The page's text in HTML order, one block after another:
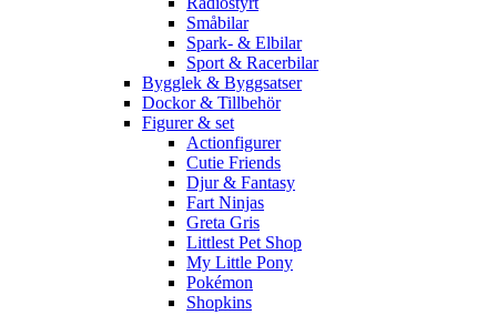
Småbilar
Spark- & Elbilar
Sport & Racerbilar
Bygglek & Byggsatser
Dockor & Tillbehör
Figurer & set
Actionfigurer
Cutie Friends
Djur & Fantasy
Fart Ninjas
Greta Gris
Littlest Pet Shop
My Little Pony
Pokémon
Shopkins